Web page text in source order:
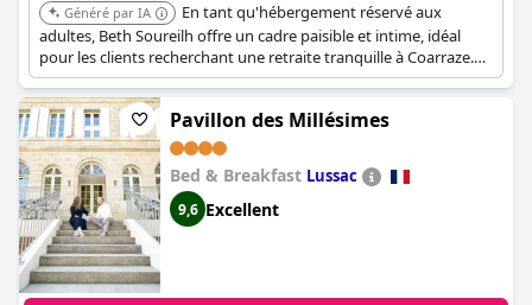
Généré par IA
En tant qu'hébergement réservé aux
adultes, Beth Soureilh offre un cadre paisible et intime, idéal
pour les clients recherchant une retraite tranquille à Coarraze.
L'accent est mis sur la création d'un environnement serein sans
enfants.
Pavillon des Millésimes
Bed & Breakfast Lussac
9,6 Excellent